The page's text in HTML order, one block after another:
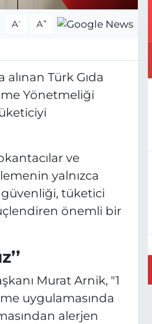
A- A+
Türk Gıda
Yönetmeliği
ve
yalnızca
güvenliği, tüketici
önemli bir
Murat Arnik, "1
uygulamasında
alerjen